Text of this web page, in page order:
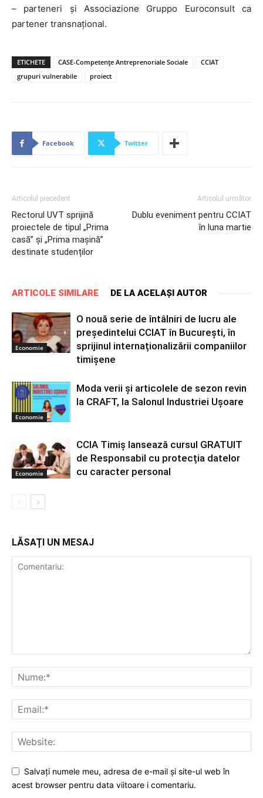
– parteneri și Associazione Gruppo Euroconsult ca
partener transnațional.
ETICHETE CASE-Competențe Antreprenoriale Sociale
CCIAT
grupuri vulnerabile
proiect
Facebook Twitter
Articolul precedent
Rectorul UVT sprijină
proiectele de tipul „Prima
casă” și „Prima mașină”
destinate studenților
Articolul următor
Dublu eveniment pentru CCIAT
în luna martie
ARTICOLE SIMILARE DE LA ACELAȘI AUTOR
Economie
O nouă serie de întâlniri de lucru ale
președintelui CCIAT în București, în
sprijinul internaționalizării companiilor
timișene
Economie
Moda verii și articolele de sezon revin
la CRAFT, la Salonul Industriei Ușoare
Economie
CCIA Timiș lansează cursul GRATUIT
de Responsabil cu protecția datelor
cu caracter personal
LĂSAȚI UN MESAJ
Salvați numele meu, adresa de e-mail și site-ul web în
acest browser pentru data viitoare i comentariu.